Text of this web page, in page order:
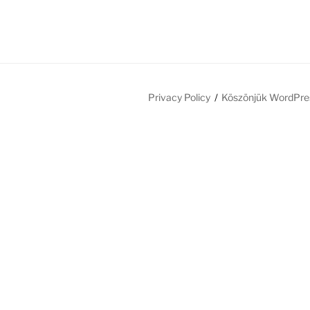
Privacy Policy Köszönjük